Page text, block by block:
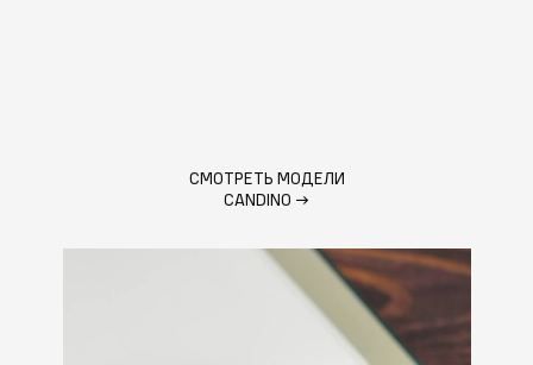
СМОТРЕТЬ МОДЕЛИ
CANDINO →